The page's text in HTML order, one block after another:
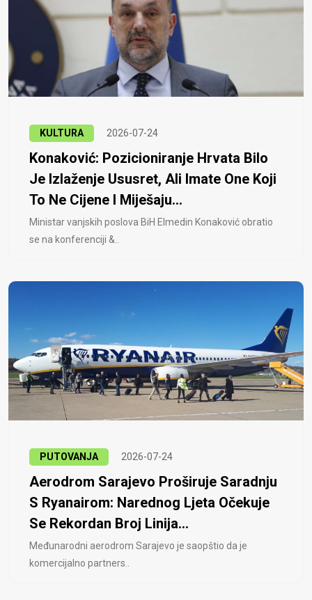
KULTURA 2026-07-24
Konaković: Pozicioniranje Hrvata Bilo
Je Izlaženje Ususret, Ali Imate One Koji
To Ne Cijene I Miješaju...
Ministar vanjskih poslova BiH Elmedin Konaković obratio
se na konferenciji &..
PUTOVANJA 2026-07-24
Aerodrom Sarajevo Proširuje Saradnju
S Ryanairom: Narednog Ljeta Očekuje
Se Rekordan Broj Linija...
Međunarodni aerodrom Sarajevo je saopštio da je
komercijalno partners..